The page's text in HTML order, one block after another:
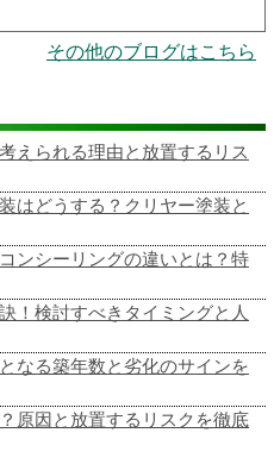
その他のブログはこちら
えられる理由と放置するリス
はどうする？クリヤー塗装と
ンシーリングの違いとは？特
！検討すべきタイミングと人
なる築年数と劣化のサインを
原因と放置するリスクを徹底